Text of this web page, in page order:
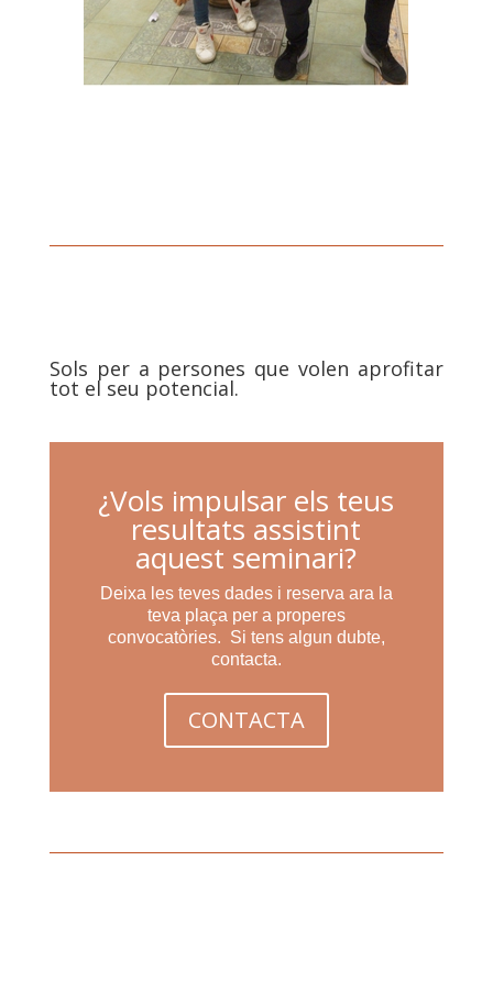
Sols per a persones que volen aprofitar
tot el seu potencial.
¿Vols impulsar els teus
resultats assistint
aquest seminari?
Deixa les teves dades i reserva ara la
teva plaça per a properes
convocatòries. Si tens algun dubte,
contacta.
CONTACTA